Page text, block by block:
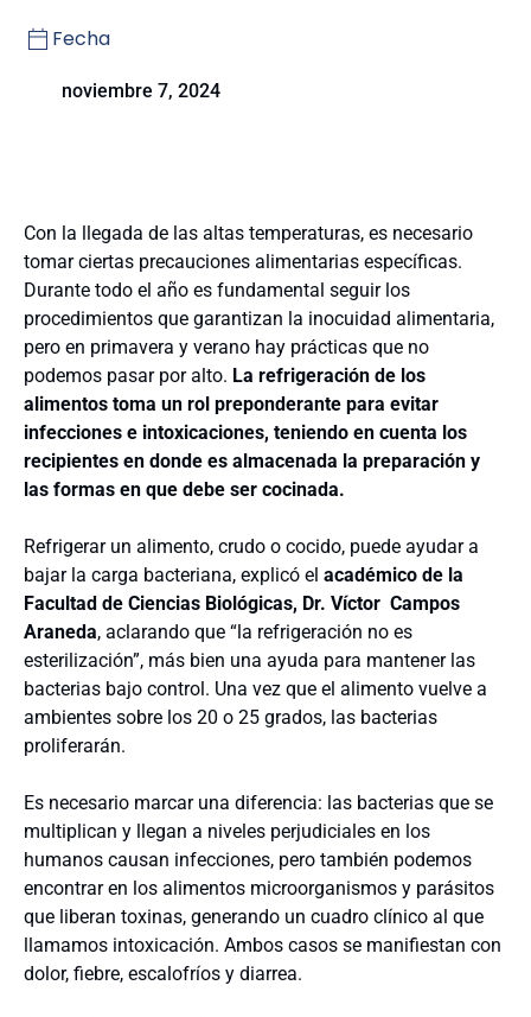
Fecha
noviembre 7, 2024
Con la llegada de las altas temperaturas, es necesario
tomar ciertas precauciones alimentarias específicas.
Durante todo el año es fundamental seguir los
procedimientos que garantizan la inocuidad alimentaria,
pero en primavera y verano hay prácticas que no
podemos pasar por alto. La refrigeración de los
alimentos toma un rol preponderante para evitar
infecciones e intoxicaciones, teniendo en cuenta los
recipientes en donde es almacenada la preparación y
las formas en que debe ser cocinada.
Refrigerar un alimento, crudo o cocido, puede ayudar a
bajar la carga bacteriana, explicó el académico de la
Facultad de Ciencias Biológicas, Dr. Víctor Campos
Araneda, aclarando que “la refrigeración no es
esterilización”, más bien una ayuda para mantener las
bacterias bajo control. Una vez que el alimento vuelve a
ambientes sobre los 20 o 25 grados, las bacterias
proliferarán.
Es necesario marcar una diferencia: las bacterias que se
multiplican y llegan a niveles perjudiciales en los
humanos causan infecciones, pero también podemos
encontrar en los alimentos microorganismos y parásitos
que liberan toxinas, generando un cuadro clínico al que
llamamos intoxicación. Ambos casos se manifiestan con
dolor, fiebre, escalofríos y diarrea.